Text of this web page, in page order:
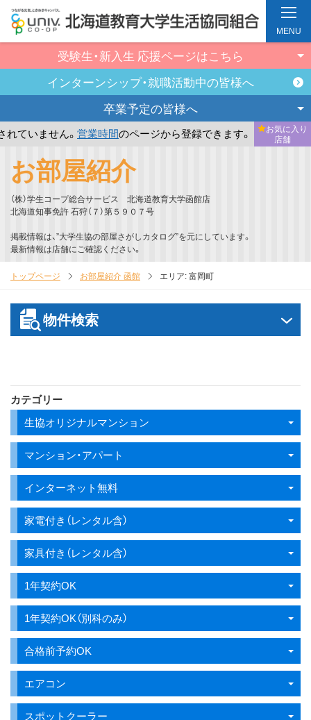
受験生・新入生 応援ページはこちら
インターンシップ・就職活動中の皆様へ
卒業予定の皆様へ
いません。営業時間のページから登録できます。 まだお
お気に入り
店舗
MENU
お部屋紹介
（株）学生コープ総合サービス 北海道教育大学函館店
北海道知事免許 石狩（７）第５９０７号
掲載情報は、”大学生協の部屋さがしカタログ”を元にしています。
最新情報は店舗にご確認ください。
トップページ お部屋紹介 函館 エリア:富岡町
物件検索
カテゴリー
生協オリジナルマンション
マンション・アパート
インターネット無料
家電付き（レンタル含）
家具付き（レンタル含）
1年契約OK
1年契約OK（別科のみ）
合格前予約OK
エアコン
スポットクーラー